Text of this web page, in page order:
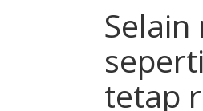
tetap